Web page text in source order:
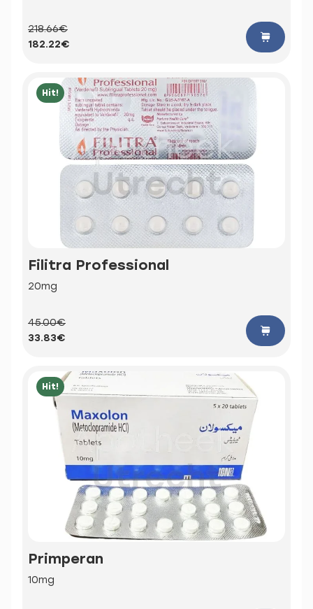
218.66€
182.22€
Hit!
Filitra Professional
20mg
45.00€
33.83€
Hit!
Primperan
10mg